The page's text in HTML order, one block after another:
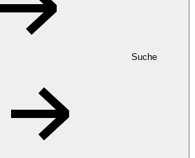
Suche